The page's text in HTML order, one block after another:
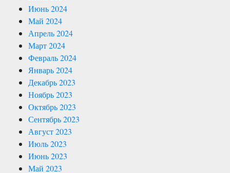
Июнь 2024
Май 2024
Апрель 2024
Март 2024
Февраль 2024
Январь 2024
Декабрь 2023
Ноябрь 2023
Октябрь 2023
Сентябрь 2023
Август 2023
Июль 2023
Июнь 2023
Май 2023